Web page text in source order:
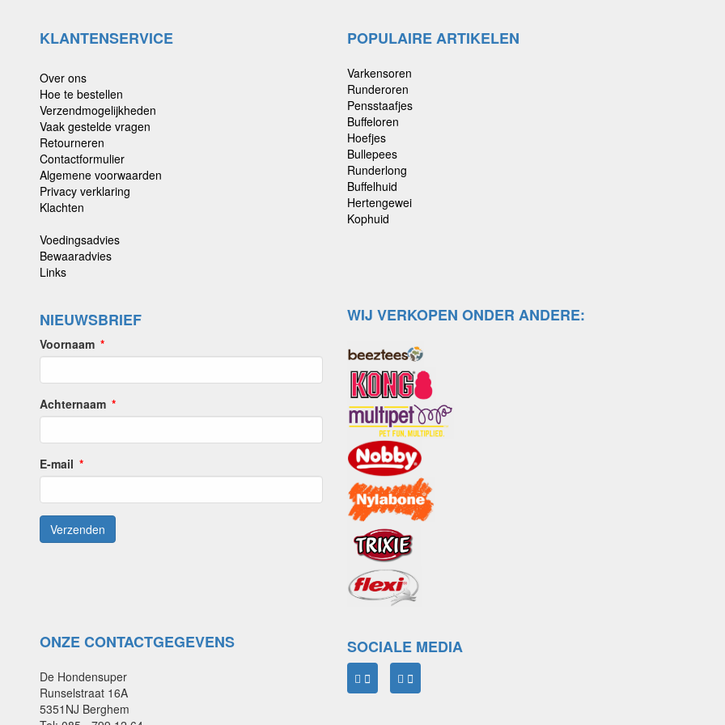
KLANTENSERVICE
Over ons
Hoe te bestellen
Verzendmogelijkheden
Vaak gestelde vragen
Retourneren
Contactformulier
Algemene voorwaarden
Privacy verklaring
Klachten
Voedingsadvies
Bewaaradvies
Links
POPULAIRE ARTIKELEN
Varkensoren
Runderoren
Pensstaafjes
Buffeloren
Hoefjes
Bullepees
Runderlong
Buffelhuid
Hertengewei
Kophuid
NIEUWSBRIEF
Voornaam
Achternaam
E-mail
WIJ VERKOPEN ONDER ANDERE:
ONZE CONTACTGEGEVENS
De Hondensuper
Runselstraat 16A
5351NJ Berghem
SOCIALE MEDIA